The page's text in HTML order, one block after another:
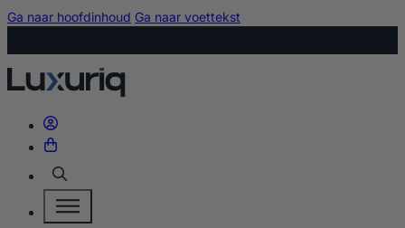
Ga naar hoofdinhoud Ga naar voettekst
Zoeken